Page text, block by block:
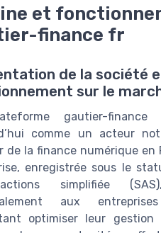
et
finance fr
de la société
sur le
gautier-finance
comme un acteur
de la finance numérique en
enregistrée sous le
simplifiée (SAS),
aux
optimiser leur gestion